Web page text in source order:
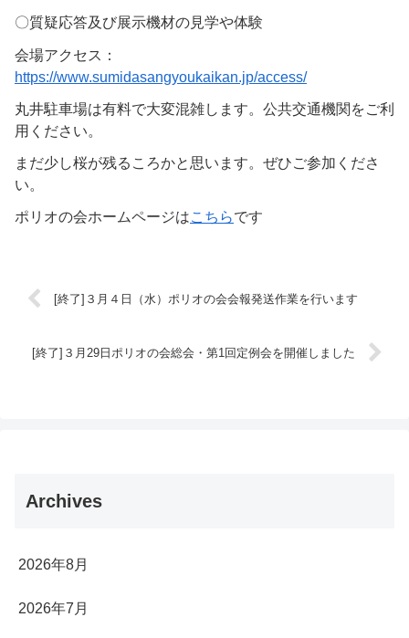
〇質疑応答及び展示機材の見学や体験
会場アクセス：
https://www.sumidasangyoukaikan.jp/access/
丸井駐車場は有料で大変混雑します。公共交通機関をご利
用ください。
まだ少し桜が残るころかと思います。ぜひご参加くださ
い。
ポリオの会ホームページはこちらです
[終了]３月４日（水）ポリオの会会報発送作業を行います
[終了]３月29日ポリオの会総会・第1回定例会を開催しました
Archives
2026年8月
2026年7月